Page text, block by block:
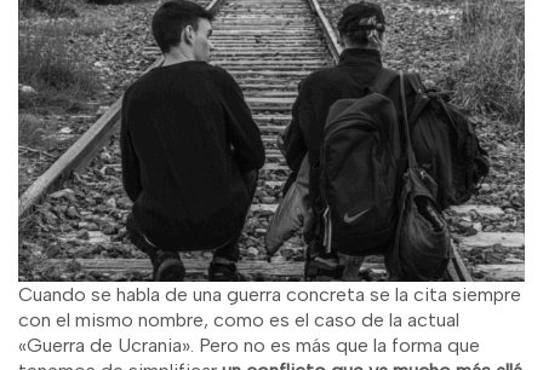
Cuando se habla de una guerra concreta se la cita siempre
con el mismo nombre, como es el caso de la actual
«Guerra de Ucrania». Pero no es más que la forma que